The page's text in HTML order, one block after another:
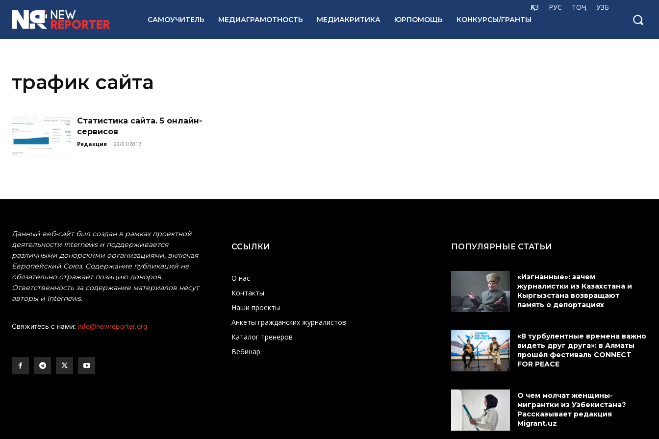
ҚАЗ РУС ТОҶ УЗБ
САМОУЧИТЕЛЬ МЕДИАГРАМОТНОСТЬ МЕДИАКРИТИКА ЮРПОМОЩЬ КОНКУРСЫ/ГРАНТЫ
трафик сайта
Статистика сайта. 5 онлайн-
сервисов
Редакция - 29/01/2017
Данный веб-сайт был создан в рамках проектной
деятельности Internews и поддерживается
различными донорскими организациями, включая
Европейский Союз. Содержание публикаций не
обязательно отражает позицию доноров.
Ответственность за содержание материалов несут
авторы и Internews.
Свяжитесь с нами: info@newreporter.org
ССЫЛКИ
О нас
Контакты
Наши проекты
Анкеты гражданских журналистов
Каталог тренеров
Вебинар
ПОПУЛЯРНЫЕ СТАТЬИ
«Изгнанные»: зачем
журналистки из Казахстана и
Кыргызстана возвращают
память о депортациях
«В турбулентные времена важно
видеть друг друга»: в Алматы
прошёл фестиваль CONNECT
FOR PEACE
О чем молчат женщины-
мигрантки из Узбекистана?
Рассказывает редакция
Migrant.uz